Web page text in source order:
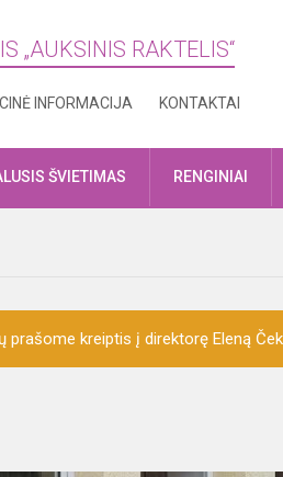
„AUKSINIS RAKTELIS“
INFORMACIJA KONTAKTAI
ŠVIETIMAS RENGINIAI
kreiptis į direktorę Eleną